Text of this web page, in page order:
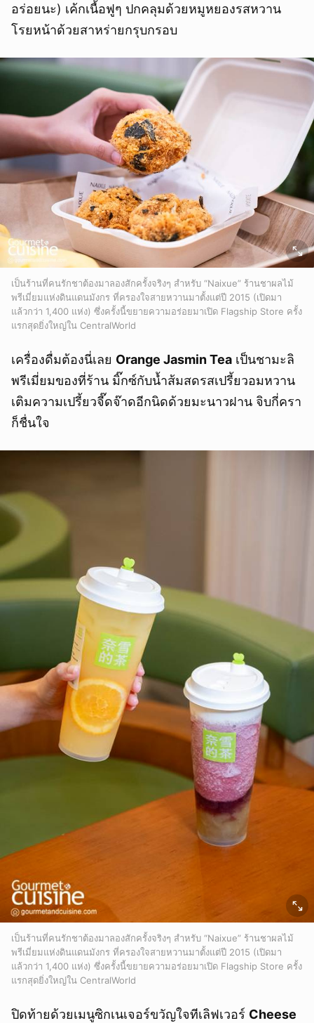
อร่อยนะ) เค้กเนื้อฟูๆ ปกคลุมด้วยหมูหยองรสหวาน
โรยหน้าด้วยสาหร่ายกรุบกรอบ
เป็นร้านที่คนรักชาต้องมาลองสักครั้งจริงๆ สำหรับ “Naixue” ร้านชาผลไม้
พรีเมี่ยมแห่งดินแดนมังกร ที่ครองใจสายหวานมาตั้งแต่ปี 2015 (เปิดมา
แล้วกว่า 1,400 แห่ง) ซึ่งครั้งนี้ขยายความอร่อยมาเปิด Flagship Store ครั้ง
แรกสุดยิ่งใหญ่ใน CentralWorld
เครื่องดื่มต้องนี่เลย Orange Jasmin Tea เป็นชามะลิ
พรีเมี่ยมของที่ร้าน มิ๊กซ์กับน้ำส้มสดรสเปรี้ยวอมหวาน
เติมความเปรี้ยวจี๊ดจ๊าดอีกนิดด้วยมะนาวฝาน จิบกี่ครา
ก็ชื่นใจ
เป็นร้านที่คนรักชาต้องมาลองสักครั้งจริงๆ สำหรับ “Naixue” ร้านชาผลไม้
พรีเมี่ยมแห่งดินแดนมังกร ที่ครองใจสายหวานมาตั้งแต่ปี 2015 (เปิดมา
แล้วกว่า 1,400 แห่ง) ซึ่งครั้งนี้ขยายความอร่อยมาเปิด Flagship Store ครั้ง
แรกสุดยิ่งใหญ่ใน CentralWorld
ปิดท้ายด้วยเมนูซิกเนเจอร์ขวัญใจทีเลิฟเวอร์ Cheese